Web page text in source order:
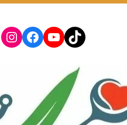
Instagram
Facebook
YouTube
TikTok